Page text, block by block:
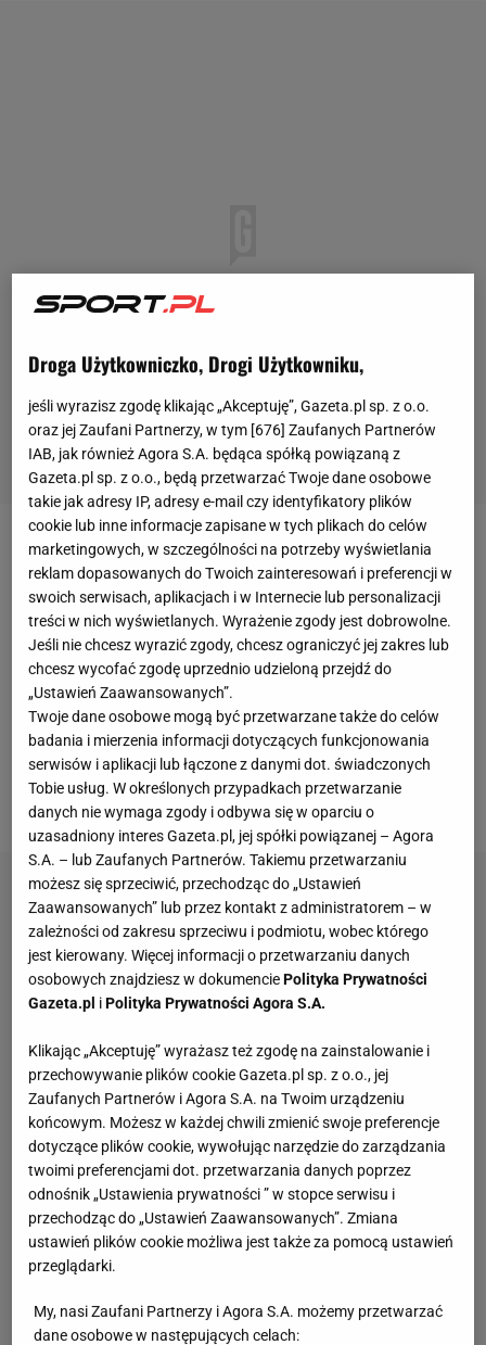
Liga Narodówsiatkareki siatkarzy potrwa przez 30
dni od wtorku, 24 maja, a w trakcieturniejukażda
reprezentacja zagra minimum piętnaście spotkań w
systemie: trzy spotkania, trzy dni odpoczynku. Media
już od kilku tygodni informowały o możliwych
niedociągnięciach organizatorów, a teraz głośno
zrobiło się zwłaszcza o problemach w hotelach w
Cervii i Rimini, w których mieszkają skoszarowani
zawodnicy i zawodniczki.
Droga Użytkowniczko, Drogi Użytkowniku,
jeśli wyrazisz zgodę klikając „Akceptuję”, Gazeta.pl sp. z o.o.
oraz jej Zaufani Partnerzy, w tym [676] Zaufanych Partnerów
IAB, jak również Agora S.A. będąca spółką powiązaną z
Gazeta.pl sp. z o.o., będą przetwarzać Twoje dane osobowe
takie jak adresy IP, adresy e-mail czy identyfikatory plików
cookie lub inne informacje zapisane w tych plikach do celów
marketingowych, w szczególności na potrzeby wyświetlania
reklam dopasowanych do Twoich zainteresowań i preferencji w
swoich serwisach, aplikacjach i w Internecie lub personalizacji
treści w nich wyświetlanych. Wyrażenie zgody jest dobrowolne.
Jeśli nie chcesz wyrazić zgody, chcesz ograniczyć jej zakres lub
chcesz wycofać zgodę uprzednio udzieloną przejdź do
„Ustawień Zaawansowanych”.
Twoje dane osobowe mogą być przetwarzane także do celów
badania i mierzenia informacji dotyczących funkcjonowania
serwisów i aplikacji lub łączone z danymi dot. świadczonych
Tobie usług. W określonych przypadkach przetwarzanie
danych nie wymaga zgody i odbywa się w oparciu o
uzasadniony interes Gazeta.pl, jej spółki powiązanej – Agora
S.A. – lub Zaufanych Partnerów. Takiemu przetwarzaniu
możesz się sprzeciwić, przechodząc do „Ustawień
Zaawansowanych” lub przez kontakt z administratorem – w
zależności od zakresu sprzeciwu i podmiotu, wobec którego
jest kierowany. Więcej informacji o przetwarzaniu danych
osobowych znajdziesz w dokumenciePolityka Prywatności
Gazeta.pl iPolityka Prywatności Agora S.A.
Klikając „Akceptuję” wyrażasz też zgodę na zainstalowanie i
przechowywanie plików cookie Gazeta.pl sp. z o.o., jej
Zaufanych Partnerów i Agora S.A. na Twoim urządzeniu
końcowym. Możesz w każdej chwili zmienić swoje preferencje
dotyczące plików cookie, wywołując narzędzie do zarządzania
twoimi preferencjami dot. przetwarzania danych poprzez
odnośnik „Ustawienia prywatności ” w stopce serwisu i
przechodząc do „Ustawień Zaawansowanych”. Zmiana
ustawień plików cookie możliwa jest także za pomocą ustawień
przeglądarki.
My, nasi Zaufani Partnerzy i Agora S.A. możemy przetwarzać
dane osobowe w następujących celach: